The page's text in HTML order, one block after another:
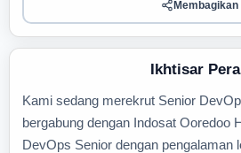
Membagikan
Ikhtisar
Kami sedang merekrut Senior
bergabung dengan Indosat Ooredoo
DevOps Senior dengan pengalaman